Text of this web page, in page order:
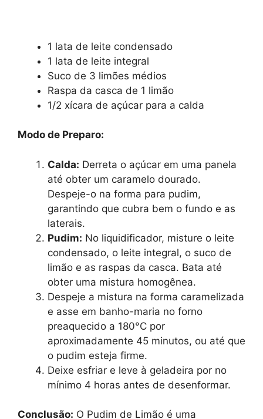
1 lata de leite condensado
1 lata de leite integral
Suco de 3 limões médios
Raspa da casca de 1 limão
1/2 xícara de açúcar para a calda
Modo de Preparo:
Calda: Derreta o açúcar em uma panela
até obter um caramelo dourado.
Despeje-o na forma para pudim,
garantindo que cubra bem o fundo e as
laterais.
Pudim: No liquidificador, misture o leite
condensado, o leite integral, o suco de
limão e as raspas da casca. Bata até
obter uma mistura homogênea.
Despeje a mistura na forma caramelizada
e asse em banho-maria no forno
preaquecido a 180°C por
aproximadamente 45 minutos, ou até que
o pudim esteja firme.
Deixe esfriar e leve à geladeira por no
mínimo 4 horas antes de desenformar.
Conclusão: O Pudim de Limão é uma